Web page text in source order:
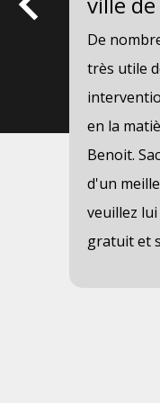
De
très utile
en la
Benoit.
d'un
veuillez
gratuit et